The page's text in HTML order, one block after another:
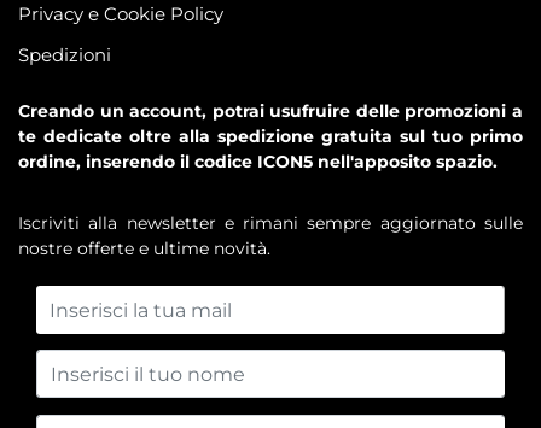
Privacy e Cookie Policy
Spedizioni
Creando un account, potrai usufruire delle promozioni a
te dedicate oltre alla spedizione gratuita sul tuo primo
ordine, inserendo il codice ICON5 nell'apposito spazio.
Iscriviti alla newsletter e rimani sempre aggiornato sulle
nostre offerte e ultime novità.